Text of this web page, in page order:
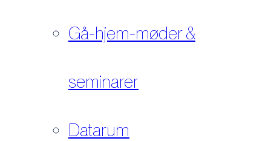
Gå-hjem-møder &
seminarer
Datarum